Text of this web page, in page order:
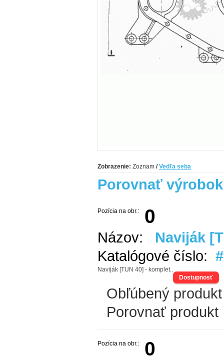
Zobrazenie: Zoznam / Vedľa seba
Porovnať
Pozícia na obr.: 0
Názov: Naviják
Katalógové číslo:
Naviják [TUN 40] - komplet..
Dostupnosť
Obľúbený produkt
Porovnať produkt
Pozícia na obr.: 0